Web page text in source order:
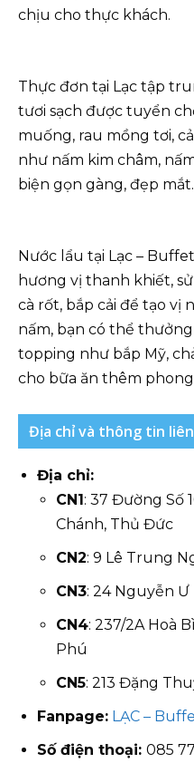
chịu cho thực khách.
Thực đơn tại Lạc tập
tươi sạch được tuyển
muống, rau mồng tơi,
như nấm kim châm,
biện gọn gàng, đẹp mắt.
Nước lẩu tại Lạc –
hương vị thanh khiết,
cà rốt, bắp cải để tạo vị
nấm, bạn có thể
topping như bắp Mỹ,
cho bữa ăn thêm
Địa chỉ và thông tin
Địa chỉ:
CN1: 37 Đường Số
Chánh, Thủ Đức
CN2: 9 Lê Trung
CN3: 24 Nguyễn Ư
CN4: 237/2A Hoà
Phú
CN5: 213 Đặng
Fanpage: LẠC –
Số điện thoại: 085